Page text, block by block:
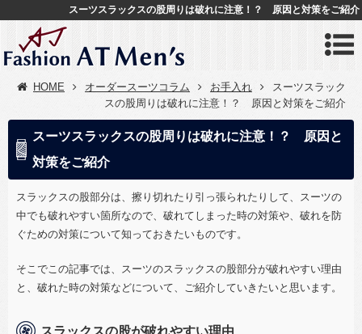
スーツスラックスの股周りは破れに注意！？ 原因と対策をご紹介
HOME オーダースーツコラム お手入れ
スーツスラック
スの股周りは破れに注意！？ 原因と対策をご紹介
スーツスラックスの股周りは破れに注意！？ 原因と
対策をご紹介
スラックスの股部分は、擦り切れたり引っ張られたりして、スーツの
中でも破れやすい箇所なので、破れてしまった時の対策や、破れを防
ぐための対策について知っておきたいものです。
そこでこの記事では、スーツのスラックスの股部分が破れやすい理由
と、破れた時の対策などについて、ご紹介していきたいと思います。
スラックスの股が破れやすい理由